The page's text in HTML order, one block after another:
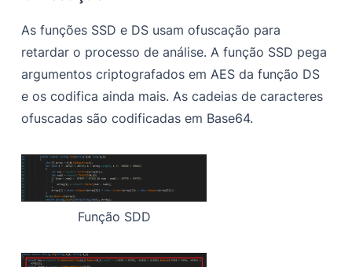
As funções SSD e DS usam ofuscação para
retardar o processo de análise. A função SSD pega
argumentos criptografados em AES da função DS
e os codifica ainda mais. As cadeias de caracteres
ofuscadas são codificadas em Base64.
Função SDD